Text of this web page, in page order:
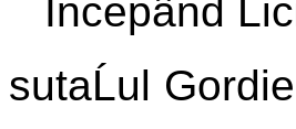
Începând
sutaĹul